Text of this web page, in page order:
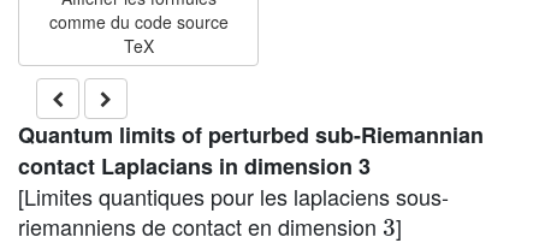
Quantum limits of perturbed sub-Riemannian
contact Laplacians in dimension 3
[Limites quantiques pour les laplaciens sous-
riemanniens de contact en dimension 3]